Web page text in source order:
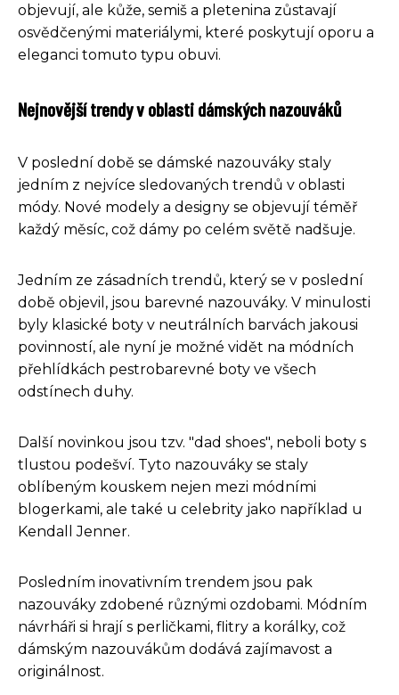
objevují, ale kůže, semiš a pletenina zůstavají
osvědčenými materiálymi, které poskytují oporu a
eleganci tomuto typu obuvi.
Nejnovější trendy v oblasti dámských nazouváků
V poslední době se dámské nazouváky staly
jedním z nejvíce sledovaných trendů v oblasti
módy. Nové modely a designy se objevují téměř
každý měsíc, což dámy po celém světě nadšuje.
Jedním ze zásadních trendů, který se v poslední
době objevil, jsou barevné nazouváky. V minulosti
byly klasické boty v neutrálních barvách jakousi
povinností, ale nyní je možné vidět na módních
přehlídkách pestrobarevné boty ve všech
odstínech duhy.
Další novinkou jsou tzv. "dad shoes", neboli boty s
tlustou podešví. Tyto nazouváky se staly
oblíbeným kouskem nejen mezi módními
blogerkami, ale také u celebrity jako například u
Kendall Jenner.
Posledním inovativním trendem jsou pak
nazouváky zdobené různými ozdobami. Módním
návrháři si hrají s perličkami, flitry a korálky, což
dámským nazouvákům dodává zajímavost a
originálnost.